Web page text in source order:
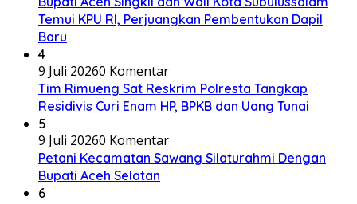
Temui KPU RI, Perjuangkan Pembentukan Dapil
Baru
4
9 Juli 20260 Komentar
Tim Rimueng Sat Reskrim Polresta Tangkap
Residivis Curi Enam HP, BPKB dan Uang Tunai
5
9 Juli 20260 Komentar
Petani Kecamatan Sawang Silaturahmi Dengan
Bupati Aceh Selatan
6